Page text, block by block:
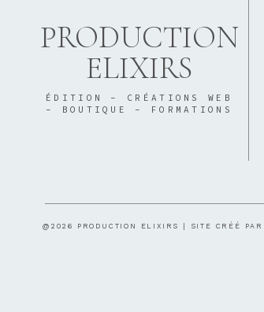
@2026 PRODUCTION ELIXIRS | SITE CRÉÉ PAR
PRODUCTION
ELIXIRS
ÉDITION - CRÉATIONS WEB
- BOUTIQUE - FORMATIONS